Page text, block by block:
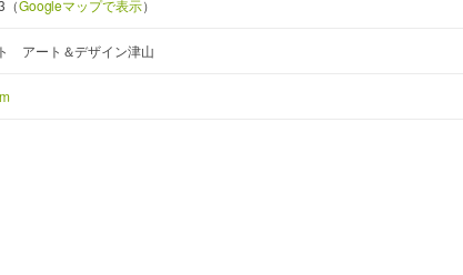
（Googleマップで表示）
アート＆デザイン津山